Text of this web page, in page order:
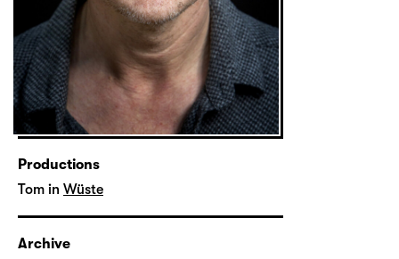
Productions
Tom in Wüste
Archive